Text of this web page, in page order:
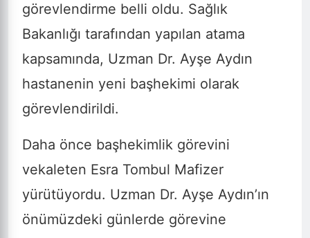
görevlendirme belli oldu. Sağlık
Bakanlığı tarafından yapılan atama
kapsamında, Uzman Dr. Ayşe Aydın
hastanenin yeni başhekimi olarak
görevlendirildi.
Daha önce başhekimlik görevini
vekaleten Esra Tombul Mafizer
yürütüyordu. Uzman Dr. Ayşe Aydın’ın
önümüzdeki günlerde görevine